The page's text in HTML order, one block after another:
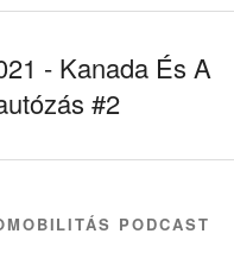
- Kanada És A
#2
PODCAST